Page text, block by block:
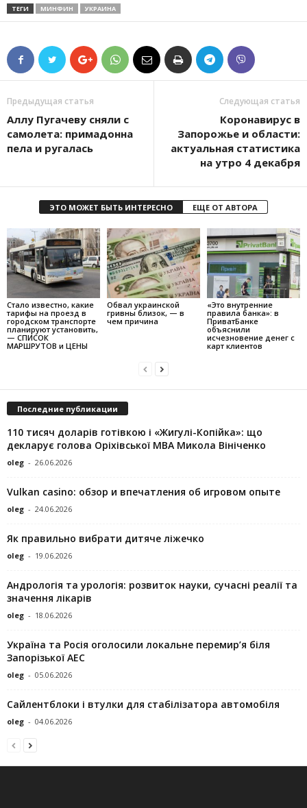
ТЕГИ МИНФИН УКРАИНА
Предыдущая статья
Аллу Пугачеву сняли с
самолета: примадонна
пела и ругалась
Следующая статья
Коронавирус в
Запорожье и области:
актуальная статистика
на утро 4 декабря
ЭТО МОЖЕТ БЫТЬ ИНТЕРЕСНО ЕЩЕ ОТ АВТОРА
Стало известно, какие
тарифы на проезд в
городском транспорте
планируют установить,
— СПИСОК
МАРШРУТОВ и ЦЕНЫ
Обвал украинской
гривны близок, — в
чем причина
«Это внутренние
правила банка»: в
ПриватБанке
объяснили
исчезновение денег с
карт клиентов
Последние публикации
110 тисяч доларів готівкою і «Жигулі-Копійка»: що
декларує голова Оріхівської МВА Микола Вініченко
oleg - 26.06.2026
Vulkan casino: обзор и впечатления об игровом опыте
oleg - 24.06.2026
Як правильно вибрати дитяче ліжечко
oleg - 19.06.2026
Андрологія та урологія: розвиток науки, сучасні реалії та
значення лікарів
oleg - 18.06.2026
Україна та Росія оголосили локальне перемир’я біля
Запорізької АЕС
oleg - 05.06.2026
Сайлентблоки і втулки для стабілізатора автомобіля
oleg - 04.06.2026